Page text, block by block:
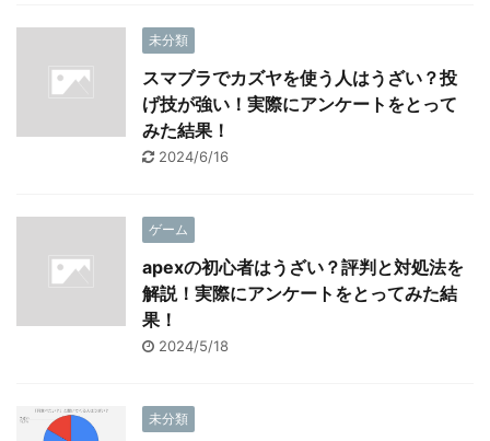
未分類
スマブラでカズヤを使う人はうざい？投
げ技が強い！実際にアンケートをとって
みた結果！
2024/6/16
ゲーム
apexの初心者はうざい？評判と対処法を
解説！実際にアンケートをとってみた結
果！
2024/5/18
未分類